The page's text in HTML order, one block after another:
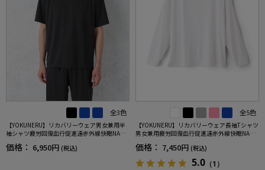
全3色
【YOKUNERU】リカバリーウェア男女兼用半
袖シャツ疲労回復血行促進遠赤外線快眠NANO
MIX(R)【一般医療機器】SS～LLサイズ
価格： 6,950円 (税込)
全5色
【YOKUNERU】リカバリーウェア長袖Tシャツ
男女兼用疲労回復血行促進遠赤外線快眠NANO
MIX(R)【一般医療機器】SS～LLサイズ
価格： 7,450円 (税込)
5.0 （1）